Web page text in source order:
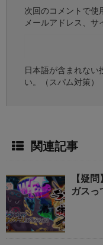
次回のコメントで使
メールアドレス、サ
日本語が含まれない
い。（スパム対策）
関連記事
【疑
ガスっ